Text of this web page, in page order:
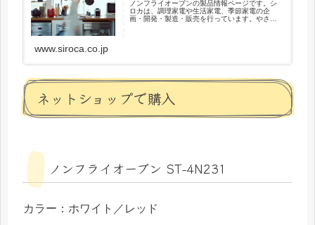
ノンフライオーブンの製品情報ページです。シ
ロカは、調理家電や生活家電、季節家電の企
画・開発・製造・販売を行っています。やさし
www.siroca.co.jp
ネットショップで購入
ノンフライオーブン ST-4N231
カラー：ホワイト／レッド